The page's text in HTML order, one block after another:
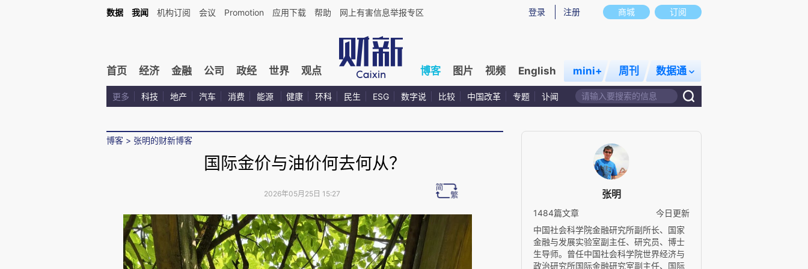
商城 订阅
登录 注册
数据 我闻 机构订阅 会议 Promotion 应用下载 帮助 网上有害信息举报专区
首页 经济 金融 公司 政经 世界 观点 博客 图片 视频 English mini+ 周刊 数据通
更多 科技 地产 汽车 消费 能源 健康 环科 民生 ESG 数字说 比较 中国改革 专题 讣闻
博客 > 张明的财新博客
国际金价与油价何去何从？
2026年05月25日 15:27 张明
1484篇文章
今日更新
中国社会科学院金融研究所副所长、国家
金融与发展实验室副主任、研究员、博士
生导师。曾任中国社会科学院世界经济与
政治研究所国际金融研究室副主任、国际